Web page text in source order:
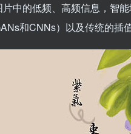
中的低频、高频信息，智
和CNNs）以及传统的插值